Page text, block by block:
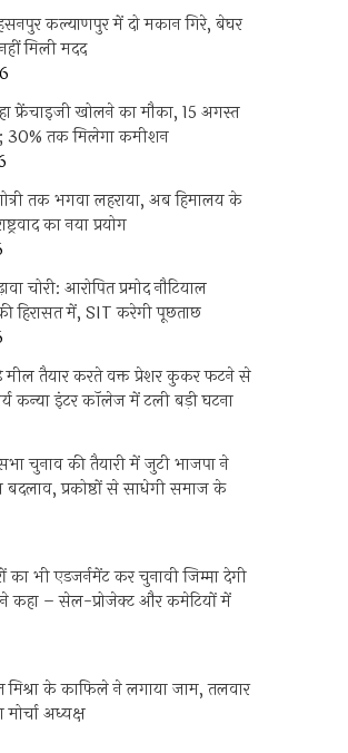
कल्याणपुर में दो मकान गिरे, बेघर
मिली मदद
फ्रेंचाइजी खोलने का मौका, 15 अगस्त
30% तक मिलेगा कमीशन
तक भगवा लहराया, अब हिमालय के
का नया प्रयोग
चोरी: आरोपित प्रमोद नौटियाल
हिरासत में, SIT करेगी पूछताछ
डे मील तैयार करते वक्त प्रेशर कुकर फटने से
कन्या इंटर कॉलेज में टली बड़ी घटना
चुनाव की तैयारी में जुटी भाजपा ने
बदलाव, प्रकोष्ठों से साधेगी समाज के
का भी एडजर्नमेंट कर चुनावी जिम्मा देगी
कहा – सेल-प्रोजेक्ट और कमेटियों में
के काफिले ने लगाया जाम, तलवार
अध्यक्ष